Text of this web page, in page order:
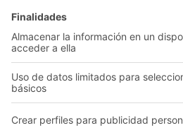
Sistemas de transporte
Nuestros servicios
Asesoramiento y servicio
Catálogo General
Documentos para descargar
Formulario de contacto